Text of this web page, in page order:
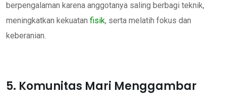
berpengalaman karena anggotanya saling berbagi teknik,
meningkatkan kekuatan fisik, serta melatih fokus dan
keberanian.
5. Komunitas Mari Menggambar